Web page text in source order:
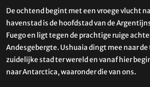
De ochtend begint met een vroege vlucht
havenstad is de hoofdstad van de
Fuego en ligt tegen de prachtige ruige
Andesgebergte. Ushuaia dingt mee naar
zuidelijke stad ter wereld en vanaf hier
naar Antarctica, waaronder die van ons.